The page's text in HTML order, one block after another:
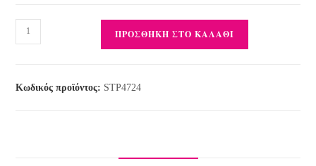
ΠΡΟΣΘΉΚΗ ΣΤΟ ΚΑΛΆΘΙ
Κωδικός προϊόντος: STP4724